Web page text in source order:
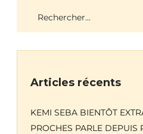
Articles récents
KEMI SEBA BIENTÔT
PROCHES PARLE DEPUIS